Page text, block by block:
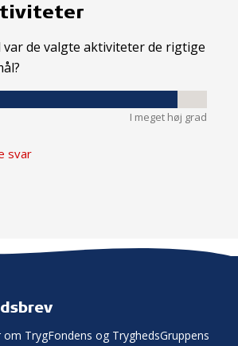
de valgte aktiviteter de rigtige
I meget høj grad
svar
TrygFondens og TryghedsGruppens